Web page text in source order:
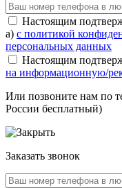
Настоящим
а) с политикой
персональных данных
Настоящим
на информационную/
Или позвоните нам по
России бесплатный)
Заказать звонок